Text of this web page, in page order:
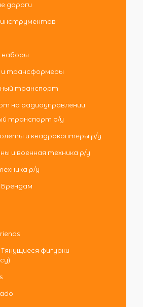
дороги
наборы
трансформеры
транспорт
на радиоуправлении
транспорт р/у
и квадрокоптеры р/у
и военная техника р/у
р/у
Брендам
фигурки